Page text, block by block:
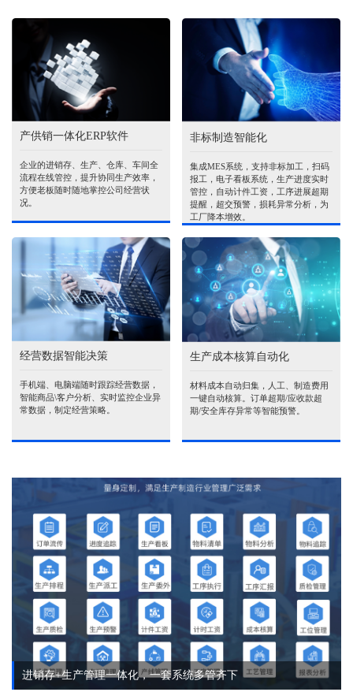
产供销一体化ERP软件
企业的进销存、生产、仓库、车间全
流程在线管控，提升协同生产效率，
方便老板随时随地掌控公司经营状
况。
非标制造智能化
集成MES系统，支持非标加工，扫码
报工，电子看板系统，生产进度实时
管控，自动计件工资，工序进展超期
提醒，超交预警，损耗异常分析，为
工厂降本增效。
经营数据智能决策
手机端、电脑端随时跟踪经营数据，
智能商品\客户分析、实时监控企业异
常数据，制定经营策略。
生产成本核算自动化
材料成本自动归集，人工、制造费用
一键自动核算。订单超期/应收款超
期/安全库存异常等智能预警。
进销存+生产管理一体化，一套系统多管齐下